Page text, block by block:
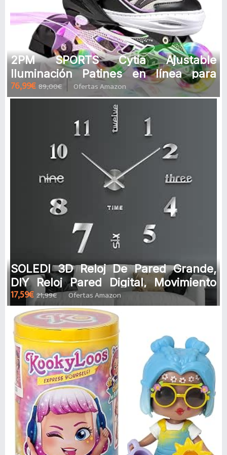
2PM SPORTS Cytia Ajustable
Iluminación Patines en línea para
niños y Adolescentes con luz Complet
76,99€ 89,00€ Ofertas Amazon
SOLEDI 3D Reloj De Pared Grande,
DIY Reloj Pared Digital, Movimiento
Silencioso, Estilo Moderno, Dec
17,59€ 21,99€ Ofertas Amazon